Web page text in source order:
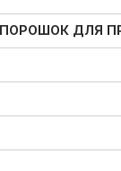
ПОРОШОК ДЛЯ